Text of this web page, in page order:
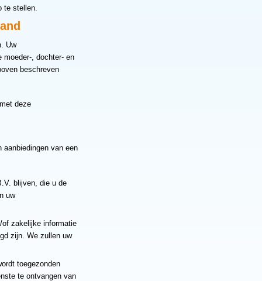
te stellen.
Uw
moeder-, dochter- en
beschreven
deze
van een
blijven, die u de
uw
zakelijke informatie
zijn. We zullen uw
toegezonden
te ontvangen van